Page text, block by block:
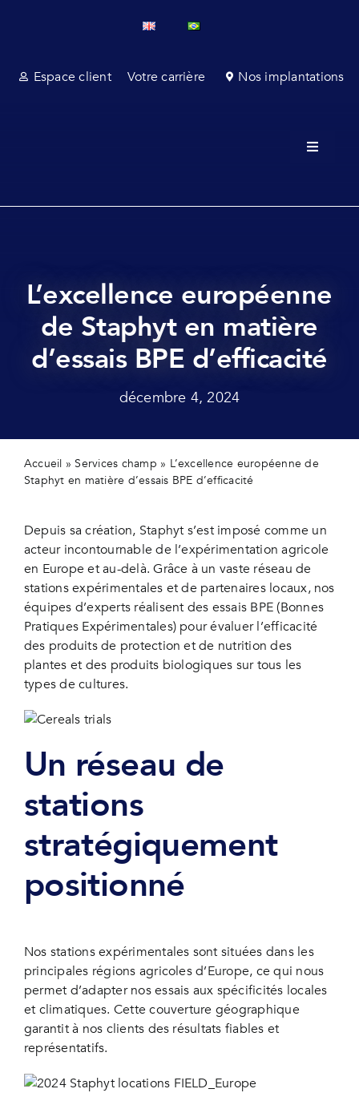
Espace client
Votre carrière Nos implantations
Toggle
Secteurs
L’excellence européenne
de Staphyt en matière
d’essais BPE d’efficacité
décembre 4, 2024
Accueil » Services champ » L’excellence européenne de
Staphyt en matière d’essais BPE d’efficacité
Depuis sa création, Staphyt s’est imposé comme un
acteur incontournable de l’expérimentation agricole
en Europe et au-delà. Grâce à un vaste réseau de
stations expérimentales et de partenaires locaux, nos
équipes d’experts réalisent des essais BPE (Bonnes
Pratiques Expérimentales) pour évaluer l’efficacité
des produits de protection et de nutrition des
plantes et des produits biologiques sur tous les
types de cultures.
Un réseau de
stations
stratégiquement
positionné
Nos stations expérimentales sont situées dans les
principales régions agricoles d’Europe, ce qui nous
permet d’adapter nos essais aux spécificités locales
et climatiques. Cette couverture géographique
garantit à nos clients des résultats fiables et
représentatifs.